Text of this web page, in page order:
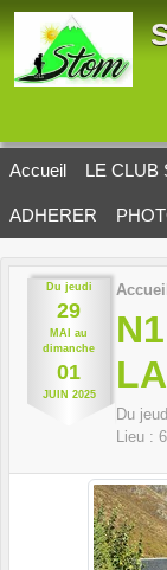
Accueil LE CLUB
ADHERER
Du jeudi
29
MAI au
dimanche
01
JUIN 2025
Accueil
Du
Lieu :
Panneau de